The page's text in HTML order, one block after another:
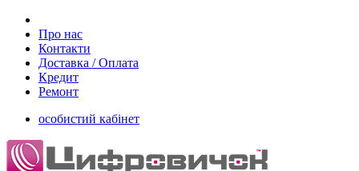
Про нас
Контакти
Доставка / Оплата
Кредит
Ремонт
особистий кабінет